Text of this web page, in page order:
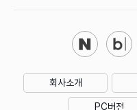
회사소개
PC버전